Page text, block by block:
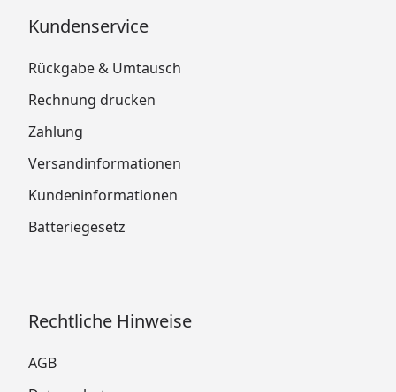
Kundenservice
Rückgabe & Umtausch
Rechnung drucken
Zahlung
Versandinformationen
Kundeninformationen
Batteriegesetz
Rechtliche Hinweise
AGB